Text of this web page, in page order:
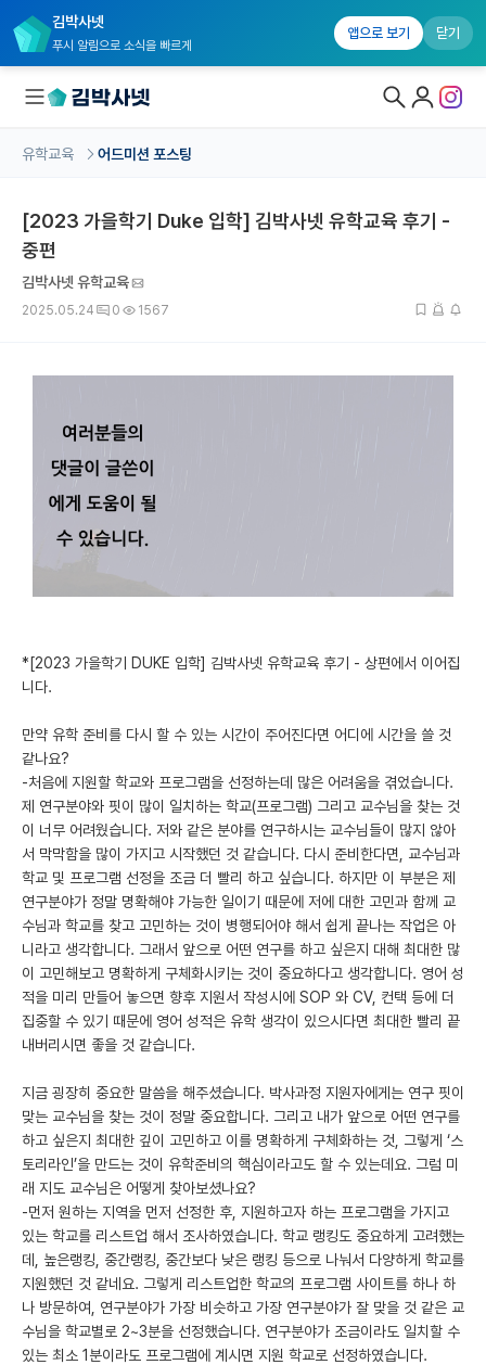
김박사넷
푸시 알림으로 소식을 빠르게
앱으로 보기 닫기
국내대학원 정보
커뮤니티
유학교육 홈
수강 신청
미국 유학 게시판
어드미션 포스팅
이벤트
이벤트
반도체 아카데미
재팬라운지 🌸
유학교육 어드미션 포스팅
[2023 가을학기 Duke 입학] 김박사넷 유학교육 후기 -
중편
김박사넷 유학교육
2025.05.24 0 1567
*[2023 가을학기 DUKE 입학] 김박사넷 유학교육 후기 - 상편에서 이어집
니다.
만약 유학 준비를 다시 할 수 있는 시간이 주어진다면 어디에 시간을 쓸 것
같나요?
-처음에 지원할 학교와 프로그램을 선정하는데 많은 어려움을 겪었습니다.
제 연구분야와 핏이 많이 일치하는 학교(프로그램) 그리고 교수님을 찾는 것
이 너무 어려웠습니다. 저와 같은 분야를 연구하시는 교수님들이 많지 않아
서 막막함을 많이 가지고 시작했던 것 같습니다. 다시 준비한다면, 교수님과
학교 및 프로그램 선정을 조금 더 빨리 하고 싶습니다. 하지만 이 부분은 제
연구분야가 정말 명확해야 가능한 일이기 때문에 저에 대한 고민과 함께 교
수님과 학교를 찾고 고민하는 것이 병행되어야 해서 쉽게 끝나는 작업은 아
니라고 생각합니다. 그래서 앞으로 어떤 연구를 하고 싶은지 대해 최대한 많
이 고민해보고 명확하게 구체화시키는 것이 중요하다고 생각합니다. 영어 성
적을 미리 만들어 놓으면 향후 지원서 작성시에 SOP 와 CV, 컨택 등에 더
집중할 수 있기 때문에 영어 성적은 유학 생각이 있으시다면 최대한 빨리 끝
내버리시면 좋을 것 같습니다.
지금 굉장히 중요한 말씀을 해주셨습니다. 박사과정 지원자에게는 연구 핏이
맞는 교수님을 찾는 것이 정말 중요합니다. 그리고 내가 앞으로 어떤 연구를
하고 싶은지 최대한 깊이 고민하고 이를 명확하게 구체화하는 것, 그렇게 ‘스
토리라인’을 만드는 것이 유학준비의 핵심이라고도 할 수 있는데요. 그럼 미
래 지도 교수님은 어떻게 찾아보셨나요?
-먼저 원하는 지역을 먼저 선정한 후, 지원하고자 하는 프로그램을 가지고
있는 학교를 리스트업 해서 조사하였습니다. 학교 랭킹도 중요하게 고려했는
데, 높은랭킹, 중간랭킹, 중간보다 낮은 랭킹 등으로 나눠서 다양하게 학교를
지원했던 것 같네요. 그렇게 리스트업한 학교의 프로그램 사이트를 하나 하
나 방문하여, 연구분야가 가장 비슷하고 가장 연구분야가 잘 맞을 것 같은 교
수님을 학교별로 2~3분을 선정했습니다. 연구분야가 조금이라도 일치할 수
있는 최소 1분이라도 프로그램에 계시면 지원 학교로 선정하였습니다.